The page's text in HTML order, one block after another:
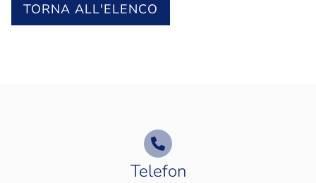
TORNA ALL'ELENCO
Telefon